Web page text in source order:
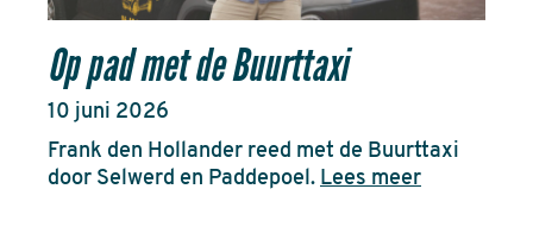
Op pad met de Buurttaxi
10 juni 2026
Frank den Hollander reed met de Buurttaxi
door Selwerd en Paddepoel. Lees meer